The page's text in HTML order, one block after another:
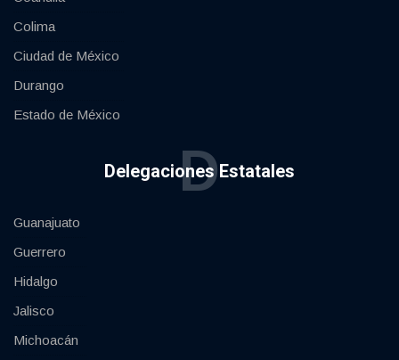
Colima
Ciudad de México
Durango
Estado de México
Delegaciones Estatales
D
Guanajuato
Guerrero
Hidalgo
Jalisco
Michoacán